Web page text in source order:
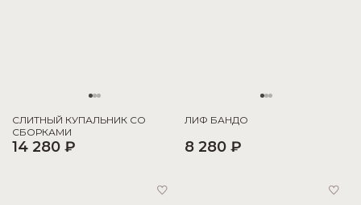
СЛИТНЫЙ КУПАЛЬНИК СО
СБОРКАМИ
14 280 ₽
ЛИФ БАНДО
8 280 ₽